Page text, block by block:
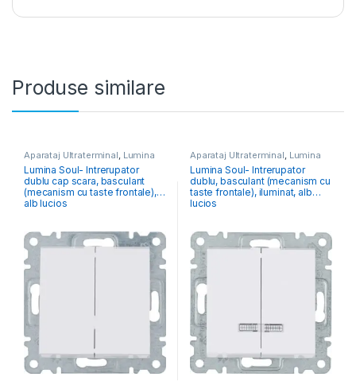
Produse similare
Aparataj Ultraterminal, Lumina
Lumina Soul- Intrerupator
dublu cap scara, basculant
(mecanism cu taste frontale),
alb lucios
Aparataj Ultraterminal, Lumina
Lumina Soul- Intrerupator
dublu, basculant (mecanism cu
taste frontale), iluminat, alb
lucios